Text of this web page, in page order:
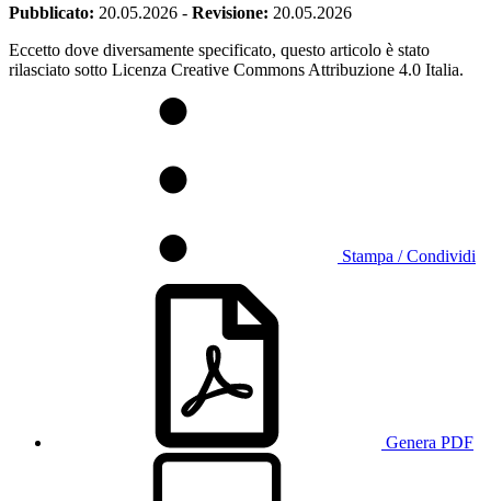
Pubblicato: 20.05.2026 - Revisione: 20.05.2026
Eccetto dove diversamente specificato, questo articolo è stato
rilasciato sotto Licenza Creative Commons Attribuzione 4.0 Italia.
Stampa / Condividi
Genera PDF